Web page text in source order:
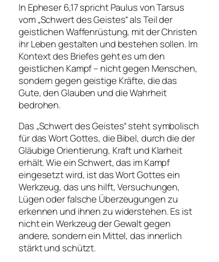
In Epheser 6,17 spricht Paulus von Tarsus
vom „Schwert des Geistes“ als Teil der
geistlichen Waffenrüstung, mit der Christen
ihr Leben gestalten und bestehen sollen. Im
Kontext des Briefes geht es um den
geistlichen Kampf – nicht gegen Menschen,
sondern gegen geistige Kräfte, die das
Gute, den Glauben und die Wahrheit
bedrohen.
Das „Schwert des Geistes“ steht symbolisch
für das Wort Gottes, die Bibel, durch die der
Gläubige Orientierung, Kraft und Klarheit
erhält. Wie ein Schwert, das im Kampf
eingesetzt wird, ist das Wort Gottes ein
Werkzeug, das uns hilft, Versuchungen,
Lügen oder falsche Überzeugungen zu
erkennen und ihnen zu widerstehen. Es ist
nicht ein Werkzeug der Gewalt gegen
andere, sondern ein Mittel, das innerlich
stärkt und schützt.